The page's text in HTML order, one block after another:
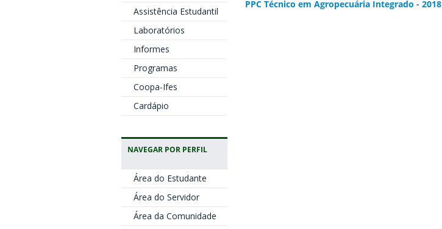
Assistência Estudantil
Laboratórios
Informes
Programas
Coopa-Ifes
Cardápio
NAVEGAR POR PERFIL
Área do Estudante
Área do Servidor
Área da Comunidade
PPC Técnico em Agropecuária Integrado - 2018